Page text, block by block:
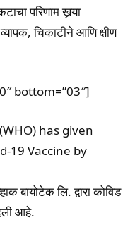
परिणाम खर्‍या
चिकाटीने आणि क्षीण
bottom=”03″]
has given
19 Vaccine by
बायोटेक लि. द्वारा कोविड
आहे.